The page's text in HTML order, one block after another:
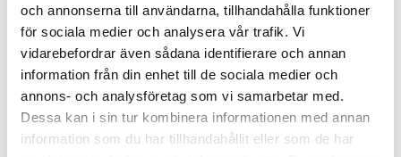
och annonserna till användarna, tillhandahålla funktioner
för sociala medier och analysera vår trafik. Vi
vidarebefordrar även sådana identifierare och annan
information från din enhet till de sociala medier och
annons- och analysföretag som vi samarbetar med.
Dessa kan i sin tur kombinera informationen med annan
information som du har tillhandahållit eller som de har
1000 palan palapeli Koralliriutta
11,90 € 11,90 €